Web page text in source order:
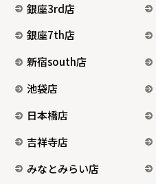
銀座3rd店
銀座7th店
新宿south店
池袋店
日本橋店
吉祥寺店
みなとみらい店